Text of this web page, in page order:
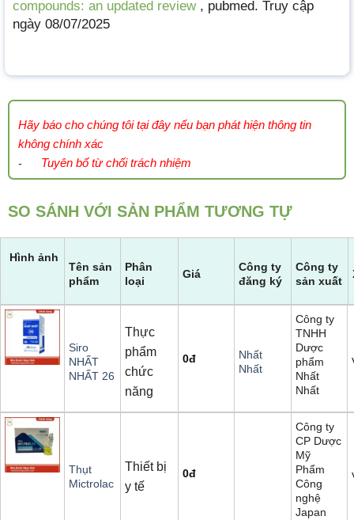
compounds: an updated review , pubmed. Truy cập
ngày 08/07/2025
Hãy báo cho chúng tôi tại đây nếu bạn phát hiện thông tin
không chính xác
- Tuyên bố từ chối trách nhiệm
SO SÁNH VỚI SẢN PHẨM TƯƠNG TỰ
Hình ảnh
Tên sản
phẩm
Phân
loại
Giá
Công ty
đăng ký
Công ty
sản xuất
Siro
NHẤT
NHẤT 26
Thực
phẩm
chức
năng
0đ
Nhất
Nhất
Công ty
TNHH
Dược
phẩm
Nhất
Nhất
Thụt
Mictrolac
Thiết bị
y tế
0đ
Công ty
CP Dược
Mỹ
Phẩm
Công
nghệ
Japan